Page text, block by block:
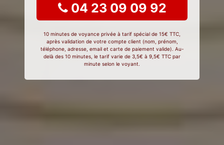
04 23 09 09 92
10 minutes de voyance privée à tarif spécial de 15€ TTC,
après validation de votre compte client (nom, prénom,
téléphone, adresse, email et carte de paiement valide). Au-
delà des 10 minutes, le tarif varie de 3,5€ à 9,5€ TTC par
minute selon le voyant.